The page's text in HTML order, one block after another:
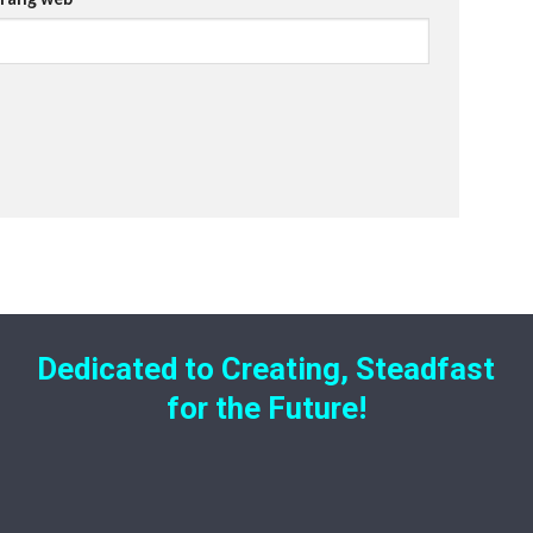
Dedicated to Creating, Steadfast
for the Future!